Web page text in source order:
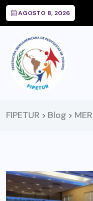
AGOSTO 8, 2026
FIPETUR > Blog >